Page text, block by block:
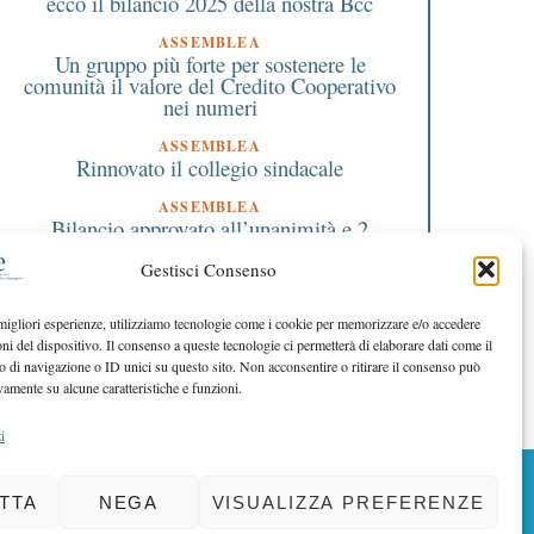
Gestisci Consenso
esperienze, utilizziamo tecnologie come i cookie per memorizzare e/o accedere
del dispositivo. Il consenso a queste tecnologie ci permetterà di elaborare dati come il
di navigazione o ID unici su questo sito. Non acconsentire o ritirare il consenso può
su alcune caratteristiche e funzioni.
NEGA VISUALIZZA PREFERENZE
ASSEMBLEA
Un gruppo più forte per sostenere le
comunità il valore del Credito Cooperativo
nei numeri
ASSEMBLEA
Rinnovato il collegio sindacale
ASSEMBLEA
Bilancio approvato all’unanimità e 2
EDITORIALE PRESIDENTE
Costruire futuro insieme
BACK TO TOP